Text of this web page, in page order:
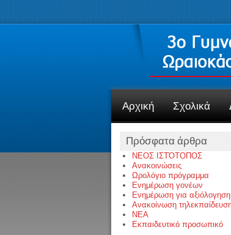
Αρχική Σχολικά
Πρόσφατα άρθρα
ΝΕΟΣ ΙΣΤΌΤΟΠΟΣ
Ανακοινώσεις
Ωρολόγιο πρόγραμμα
Ενημέρωση γονέων
Ενημέρωση για αξιόλογηση
Ανακοίνωση
NEA
Εκπαιδευτικό προσωπικό